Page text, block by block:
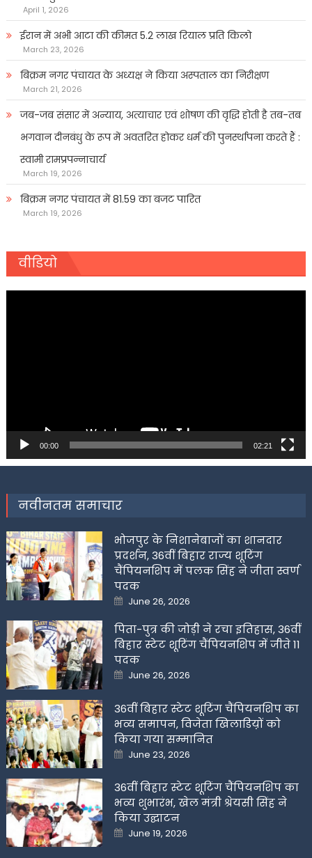
April 1, 2026
ईरान में अभी आटा की कीमत 5.2 लाख रियाल प्रति किलो
March 23, 2026
बिक्रम नगर पंचायत के अध्यक्ष ने किया अस्पताल का निरीक्षण
March 21, 2026
जब-जब संसार में अन्याय, अत्याचार एवं शोषण की वृद्धि होती है तब-तब
भगवान दीनबंधु के रूप में अवतरित होकर धर्म की पुनर्स्थापना करते हैं :
स्वामी रामप्रपन्नाचार्य
March 19, 2026
बिक्रम नगर पंचायत में 81.59 का बजट पारित
March 19, 2026
वीडियो
00:00 02:21
नवीनतम समाचार
भोजपुर के निशानेबाजों का शानदार
प्रदर्शन, 36वीं बिहार राज्य शूटिंग
चैंपियनशिप में पलक सिंह ने जीता स्वर्ण
पदक
Posted
on
June 26, 2026
पिता-पुत्र की जोड़ी ने रचा इतिहास, 36वीं
बिहार स्टेट शूटिंग चैंपियनशिप में जीते 11
पदक
Posted
on
June 26, 2026
36वीं बिहार स्टेट शूटिंग चैंपियनशिप का
भव्य समापन, विजेता खिलाडिय़ों को
किया गया सम्मानित
Posted
on
June 23, 2026
36वीं बिहार स्टेट शूटिंग चैंपियनशिप का
भव्य शुभारंभ, खेल मंत्री श्रेयसी सिंह ने
किया उद्घाटन
Posted
on
June 19, 2026